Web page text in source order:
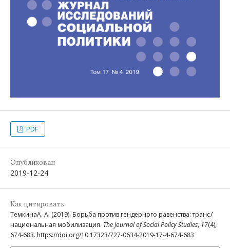
PDF
Опубликован
2019-12-24
Как цитировать
ТемкинаА. А. (2019). Борьба против гендерного равенства: транс /
национальная мобилизация. The Journal of Social Policy Studies, 17(4),
674-683. https://doi.org/10.17323/727-0634-2019-17-4-674-683